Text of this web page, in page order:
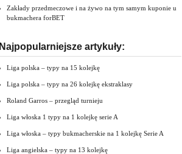
Zakłady przedmeczowe i na żywo na tym samym kuponie u
bukmachera forBET
Najpopularniejsze artykuły:
Liga polska – typy na 15 kolejkę
Liga polska – typy na 26 kolejkę ekstraklasy
Roland Garros – przegląd turnieju
Liga włoska 1 typy na 1 kolejkę serie A
Liga włoska – typy bukmacherskie na 1 kolejkę Serie A
Liga angielska – typy na 13 kolejkę